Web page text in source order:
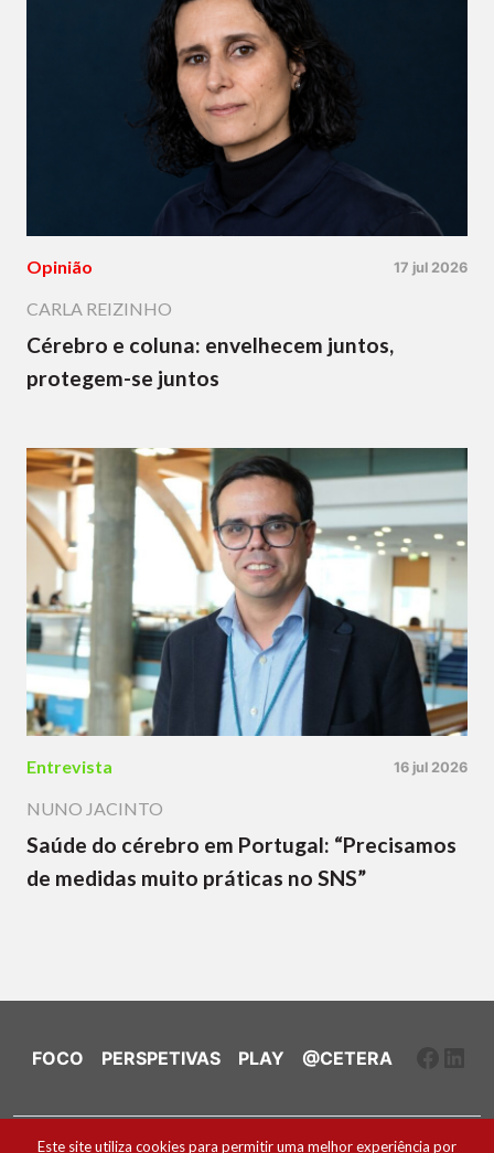
Opinião 17 jul 2026
CARLA REIZINHO
Cérebro e coluna: envelhecem juntos,
protegem-se juntos
Entrevista 16 jul 2026
NUNO JACINTO
Saúde do cérebro em Portugal: “Precisamos
de medidas muito práticas no SNS”
FOCO PERSPETIVAS PLAY @CETERA
Ficha Técnica e Estatuto Editorial
Este site utiliza cookies para permitir uma melhor experiência por